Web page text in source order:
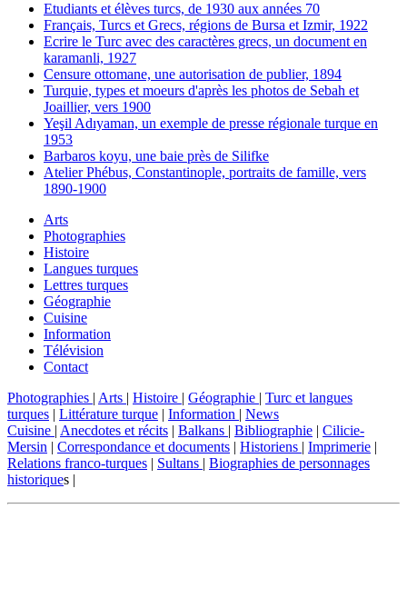
Etudiants et élèves turcs, de 1930 aux années 70
Français, Turcs et Grecs, régions de Bursa et Izmir, 1922
Ecrire le Turc avec des caractères grecs, un document en
karamanli, 1927
Censure ottomane, une autorisation de publier, 1894
Turquie, types et moeurs d'après les photos de Sebah et
Joaillier, vers 1900
Yeşil Adıyaman, un exemple de presse régionale turque en
1953
Barbaros koyu, une baie près de Silifke
Atelier Phébus, Constantinople, portraits de famille, vers
1890-1900
Arts
Photographies
Histoire
Langues turques
Lettres turques
Géographie
Cuisine
Information
Télévision
Contact
Photographies | Arts | Histoire | Géographie | Turc et langues
turques | Littérature turque | Information | News
Cuisine | Anecdotes et récits | Balkans | Bibliographie | Cilicie-
Mersin | Correspondance et documents | Historiens | Imprimerie |
Relations franco-turques | Sultans | Biographies de personnages
historiques |